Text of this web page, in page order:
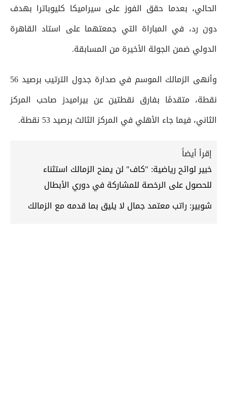
الحالي، بعدما حقق الفوز على سيراميكا كليوباترا بهدف
دون رد، في المباراة التي جمعتهما على استاد القاهرة
الدولي ضمن الجولة الأخيرة من المسابقة.
وأنهى الزمالك الموسم في صدارة جدول الترتيب برصيد 56
نقطة، متقدمًا بفارق نقطتين عن بيراميدز صاحب المركز
الثاني، فيما جاء الأهلي في المركز الثالث برصيد 53 نقطة.
إقرأ أيضاً
خبير لوائح رياضية: "كاف" لن يمنح الزمالك استثناء
للحصول على الرخصة للمشاركة في دوري الأبطال
شوبير: راتب معتمد جمال لا يليق بما قدمه مع الزمالك